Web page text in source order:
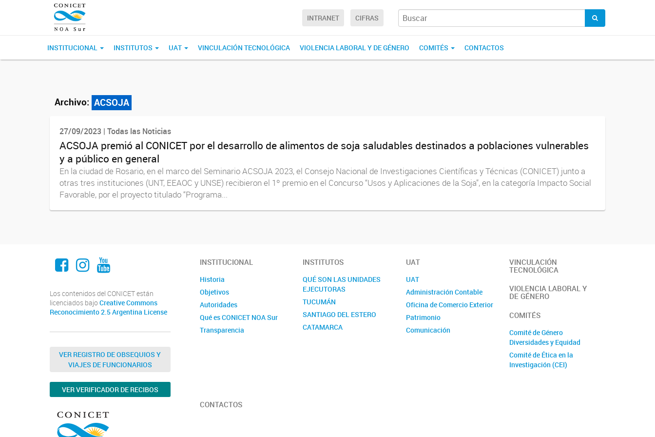
INTRANET CIFRAS
INSTITUCIONAL INSTITUTOS UAT VINCULACIÓN TECNOLÓGICA VIOLENCIA LABORAL Y DE GÉNERO COMITÉS CONTACTOS
Archivo: ACSOJA
27/09/2023 | Todas las Noticias
ACSOJA premió al CONICET por el desarrollo de alimentos de soja saludables destinados a poblaciones vulnerables
y a público en general
En la ciudad de Rosario, en el marco del Seminario ACSOJA 2023, el Consejo Nacional de Investigaciones Científicas y Técnicas (CONICET) junto a
otras tres instituciones (UNT, EEAOC y UNSE) recibieron el 1º premio en el Concurso “Usos y Aplicaciones de la Soja”, en la categoría Impacto Social
Favorable, por el proyecto titulado “Programa...
Facebook
Instagram
Youtube
Los contenidos del CONICET están
licenciados bajo Creative Commons
Reconocimiento 2.5 Argentina License
VER REGISTRO DE OBSEQUIOS Y
VIAJES DE FUNCIONARIOS
VER VERIFICADOR DE RECIBOS
INSTITUCIONAL
Historia
Objetivos
Autoridades
Qué es CONICET NOA Sur
Transparencia
INSTITUTOS
QUÉ SON LAS UNIDADES
EJECUTORAS
TUCUMÁN
SANTIAGO DEL ESTERO
CATAMARCA
UAT
UAT
Administración Contable
Oficina de Comercio Exterior
Patrimonio
Comunicación
VINCULACIÓN
TECNOLÓGICA
VIOLENCIA LABORAL Y
DE GÉNERO
COMITÉS
Comité de Género
Diversidades y Equidad
Comité de Ética en la
Investigación (CEI)
CONTACTOS